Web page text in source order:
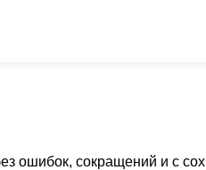
ошибок, сокращений и с